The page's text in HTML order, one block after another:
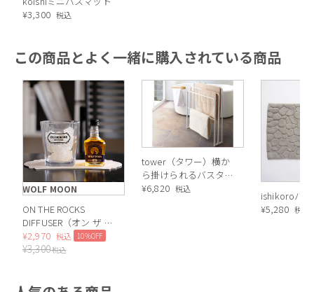
¥3,300 税込
この商品とよく一緒に購入されている商品
WOLF MOON
ON THE ROCKS
DIFFUSER（オン ザ ロ
ックス ディフューザ
ー）WOLF MOON
¥2,970 税込 10%OFF
¥3,300税込
tower（タワー）横か
ら掛けられるバスタオ
ルハンガー 3連
¥6,820 税込
ishikoroバ
¥5,280 税込